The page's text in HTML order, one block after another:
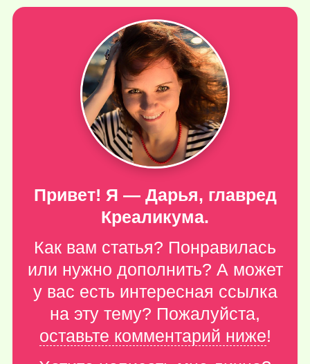
Привет! Я — Дарья, главред
Креаликума.
Как вам статья? Понравилась
или нужно дополнить? А может
у вас есть интересная ссылка
на эту тему? Пожалуйста,
оставьте комментарий ниже!